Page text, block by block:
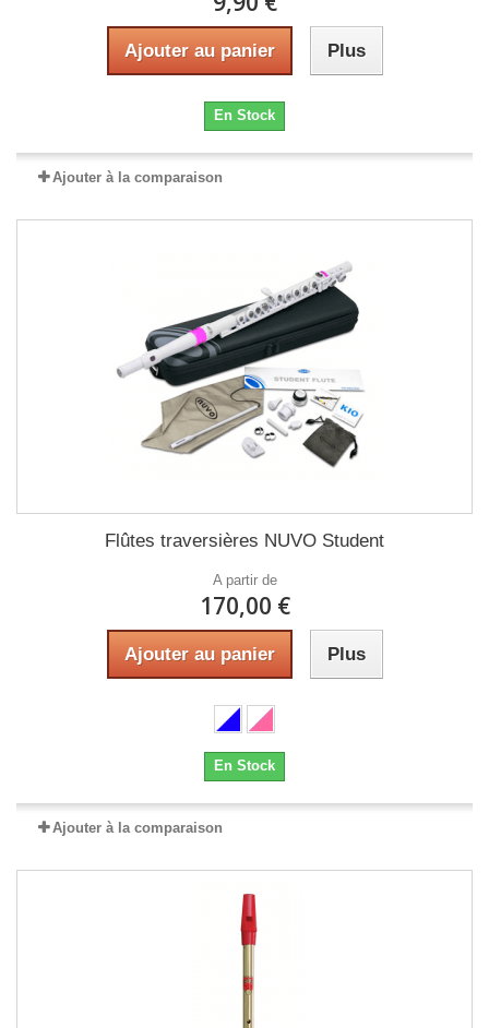
Ajouter au panier Plus
En Stock
Ajouter à la comparaison
Flûtes traversières NUVO Student
A partir de
170,00 €
Ajouter au panier Plus
En Stock
Ajouter à la comparaison